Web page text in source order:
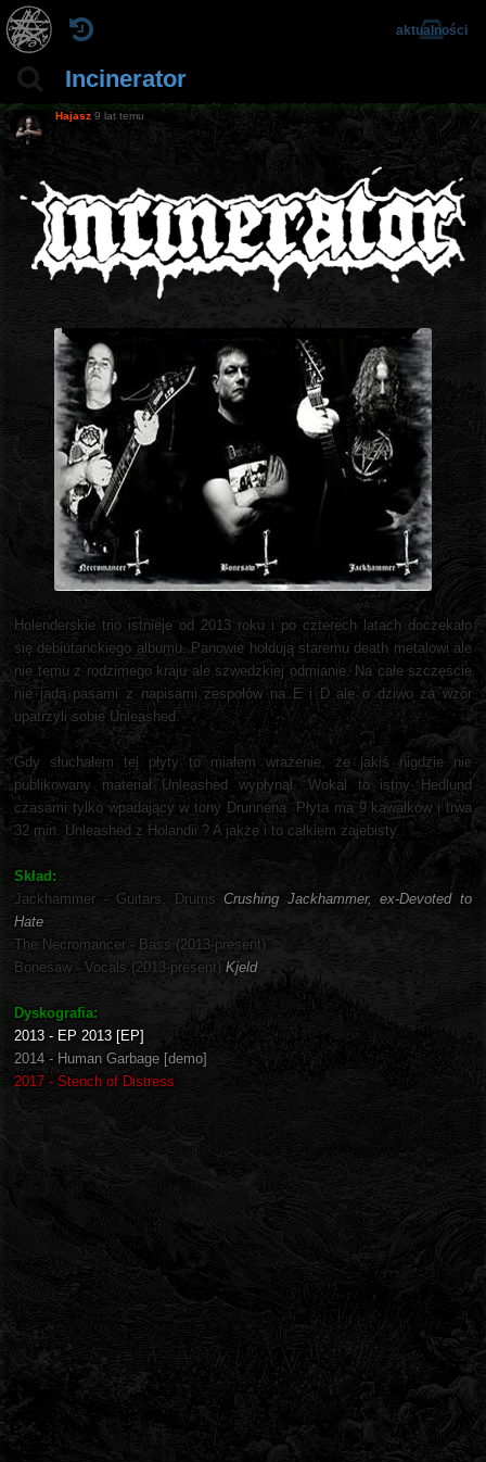
Incinerator
aktualności
Hajasz 9 lat temu
Holenderskie trio istnieje od 2013 roku i po czterech latach doczekało
się debiutanckiego albumu. Panowie hołdują staremu death metalowi ale
nie temu z rodzimego kraju ale szwedzkiej odmianie. Na całe szczęście
nie jadą pasami z napisami zespołów na E i D ale o dziwo za wzór
upatrzyli sobie Unleashed.
Gdy słuchałem tej płyty to miałem wrażenie, że jakiś nigdzie nie
publikowany materiał Unleashed wypłynął. Wokal to istny Hedlund
czasami tylko wpadający w tony Drunnena. Płyta ma 9 kawałków i trwa
32 min. Unleashed z Holandii ? A jakże i to całkiem zajebisty.
Skład:
Jackhammer - Guitars, DrumsCrushing Jackhammer, ex-Devoted to
Hate
The Necromancer - Bass (2013-present)
Bonesaw - Vocals (2013-present) Kjeld
Dyskografia:
2013 - EP 2013 [EP]
2014 - Human Garbage [demo]
2017 - Stench of Distress